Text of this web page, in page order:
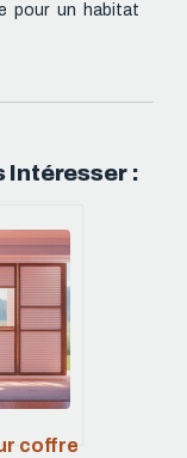
pour un habitat
Intéresser :
coffre